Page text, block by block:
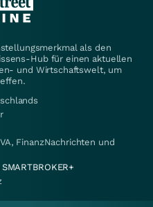
als den
Hub für einen aktuellen
und Wirtschaftswelt, um
FinanzNachrichten und
SMARTBROKER+